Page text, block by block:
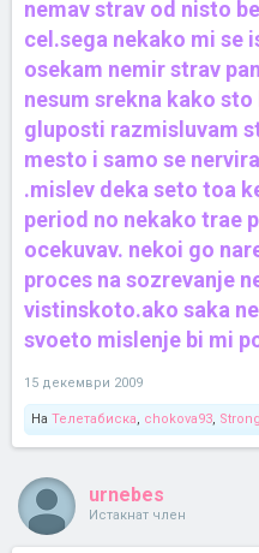
гледате светот,дали сте си
и сте со цел свет освен со
nemav strav od nisto
cel.sega nekako mi se
osekam nemir strav
nesum srekna kako
gluposti razmisluvam
mesto i samo se
.mislev deka seto toa
period no nekako trae
ocekuvav. nekoi go
proces na sozrevanje
vistinskoto.ako saka
svoeto mislenje bi mi
15 декември 2009
На Телетабиска, chokova93,
urnebes
Истакнат член